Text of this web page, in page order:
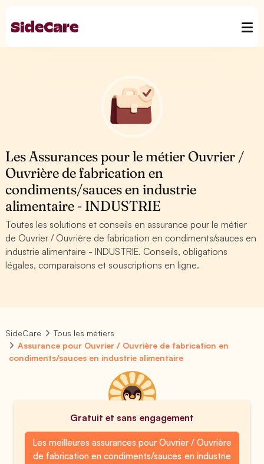
Les Assurances pour le métier Ouvrier /
Ouvrière de fabrication en
condiments/sauces en industrie
alimentaire - INDUSTRIE
Toutes les solutions et conseils en assurance pour le métier
de Ouvrier / Ouvrière de fabrication en condiments/sauces en
industrie alimentaire - INDUSTRIE. Conseils, obligations
légales, comparaisons et souscriptions en ligne.
SideCare
Tous les métiers
Assurance pour Ouvrier / Ouvrière de fabrication en
condiments/sauces en industrie alimentaire
Gratuit et sans engagement
Les meilleures assurances pour Ouvrier / Ouvrière
de fabrication en condiments/sauces en industrie